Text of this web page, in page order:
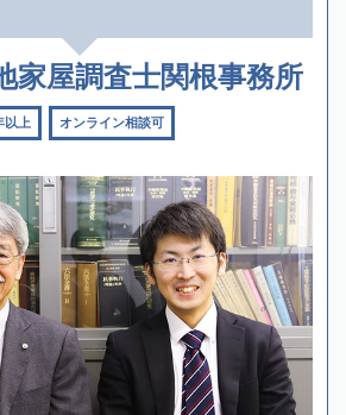
家屋調査士関根事務所
以上 オンライン相談可